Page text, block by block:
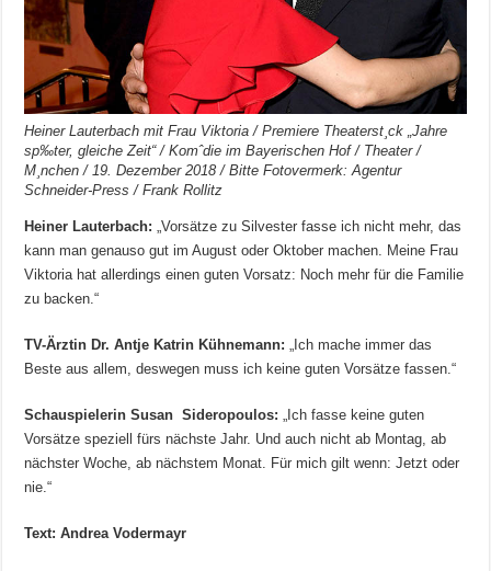
Heiner Lauterbach mit Frau Viktoria / Premiere Theaterst¸ck „Jahre
sp‰ter, gleiche Zeit“ / Komˆdie im Bayerischen Hof / Theater /
M¸nchen / 19. Dezember 2018 / Bitte Fotovermerk: Agentur
Schneider-Press / Frank Rollitz
Heiner Lauterbach: „Vorsätze zu Silvester fasse ich nicht mehr, das
kann man genauso gut im August oder Oktober machen. Meine Frau
Viktoria hat allerdings einen guten Vorsatz: Noch mehr für die Familie
zu backen.“
TV-Ärztin Dr. Antje Katrin Kühnemann: „Ich mache immer das
Beste aus allem, deswegen muss ich keine guten Vorsätze fassen.“
Schauspielerin Susan Sideropoulos: „Ich fasse keine guten
Vorsätze speziell fürs nächste Jahr. Und auch nicht ab Montag, ab
nächster Woche, ab nächstem Monat. Für mich gilt wenn: Jetzt oder
nie.“
Text: Andrea Vodermayr